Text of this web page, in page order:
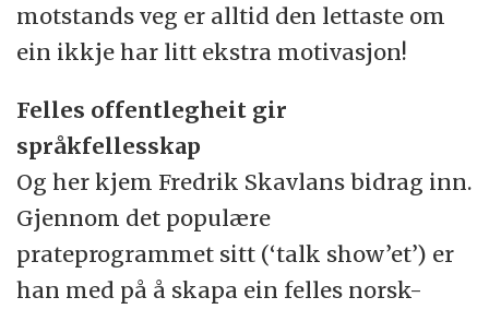
motstands veg er alltid den lettaste om
ein ikkje har litt ekstra motivasjon!
Felles offentlegheit gir
språkfellesskap
Og her kjem Fredrik Skavlans bidrag inn.
Gjennom det populære
prateprogrammet sitt (‘talk show’et’) er
han med på å skapa ein felles norsk-